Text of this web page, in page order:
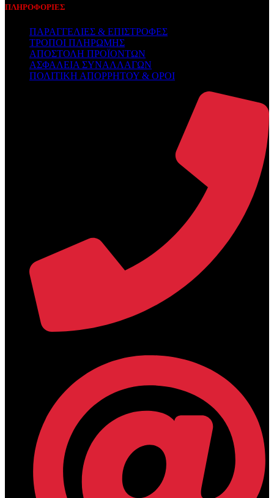
ΠΛΗΡΟΦΟΡΙΕΣ
ΠΑΡΑΓΓΕΛΙΕΣ & ΕΠΙΣΤΡΟΦΕΣ
ΤΡΟΠΟΙ ΠΛΗΡΩΜΗΣ
ΑΠΟΣΤΟΛΗ ΠΡΟΪΟΝΤΩΝ
ΑΣΦΑΛΕΙΑ ΣΥΝΑΛΛΑΓΩΝ
ΠΟΛΙΤΙΚΗ ΑΠΟΡΡΗΤΟΥ & ΟΡΟΙ